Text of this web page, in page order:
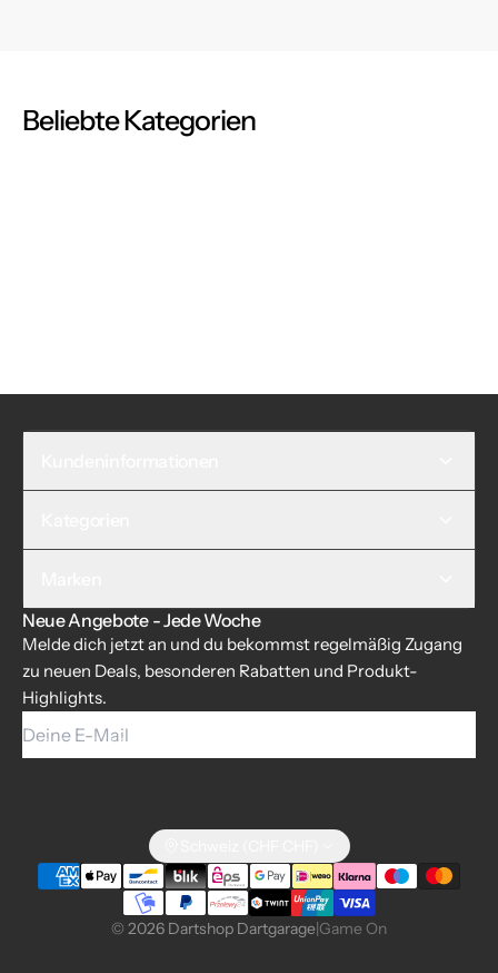
Beliebte Kategorien
Neue Angebote - Jede Woche
Melde dich jetzt an und du bekommst regelmäßig Zugang
zu neuen Deals, besonderen Rabatten und Produkt-
Highlights.
Deine E-Mail
© 2026 Dartshop Dartgarage|Game On